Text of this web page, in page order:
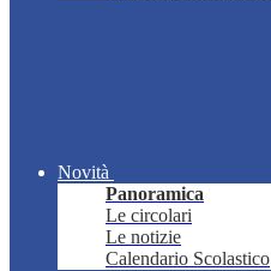
Novità
Panoramica
Le circolari
Le notizie
Calendario Scolastico